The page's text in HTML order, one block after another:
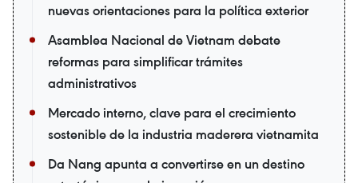
nuevas orientaciones para la política exterior
Asamblea Nacional de Vietnam debate
reformas para simplificar trámites
administrativos
Mercado interno, clave para el crecimiento
sostenible de la industria maderera vietnamita
Da Nang apunta a convertirse en un destino